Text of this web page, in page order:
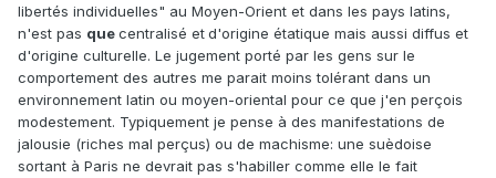
libertés individuelles" au Moyen-Orient et dans les pays latins,
n'est pas quecentralisé etd'origine étatique mais aussi diffus et
d'origine culturelle. Le jugement porté par les gens sur le
comportement des autres me parait moins tolérant dans un
environnement latin ou moyen-oriental pour ce que j'en perçois
modestement. Typiquement je pense à des manifestations de
jalousie (riches mal perçus) ou de machisme: une suèdoise
sortant à Paris ne devrait pas s'habiller comme elle le fait